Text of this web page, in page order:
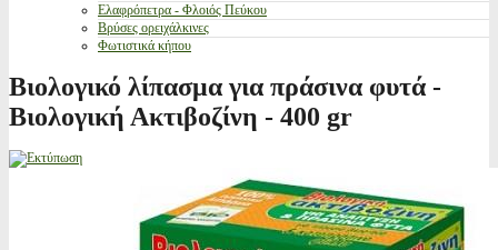
Ελαφρόπετρα - Φλοιός Πεύκου
Βρύσες ορειχάλκινες
Φωτιστικά κήπου
Βιολογικό λίπασμα για πράσινα φυτά -
Βιολογική Ακτιβοζίνη - 400 gr